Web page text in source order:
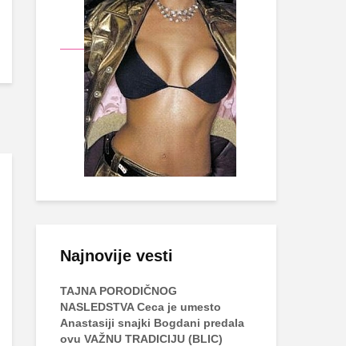
Najnovije vesti
TAJNA PORODIČNOG
NASLEDSTVA Ceca je umesto
Anastasiji snajki Bogdani predala
ovu VAŽNU TRADICIJU (BLIC)